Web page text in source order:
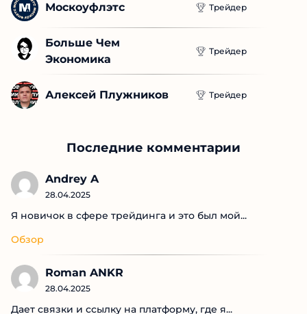
Москоуфлэтс Трейдер
Больше Чем
Экономика
Трейдер
Алексей Плужников Трейдер
Последние комментарии
Andrey A
28.04.2025
Я новичок в сфере трейдинга и это был мой...
Обзор
Roman ANKR
28.04.2025
Дает связки и ссылку на платформу, где я...